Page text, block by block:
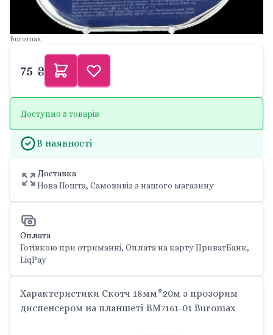
Buromax
75 ₴
Доступно 5 товарів
В наявності
Доставка
Нова Пошта, Самовивіз з нашого магазину
Оплата
Готівкою при отриманні, Оплата на карту ПриватБанк,
LiqPay
Характеристики Скотч 18мм*20м з прозорим
диспенсером на планшеті BM7161-01 Buromax